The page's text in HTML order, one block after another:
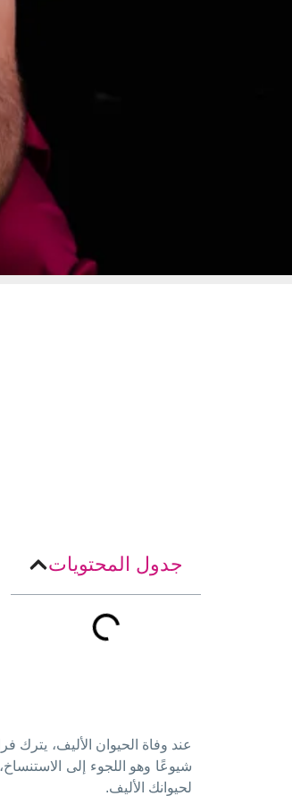
جدول المحتويات
عند وفاة الحيوان الأليف، يترك
شيوعًا وهو اللجوء إلى
لحيوانك الأليف.